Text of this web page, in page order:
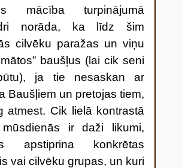
mācība turpinājumā
norāda, ka līdz šim
cilvēku paražas un viņu
baušļus (lai cik seni
ja tie nesaskan ar
Baušļiem un pretojas tiem,
atmest. Cik lielā kontrastā
ir daži likumi,
apstiprina konkrētas
vai cilvēku grupas, un kuri